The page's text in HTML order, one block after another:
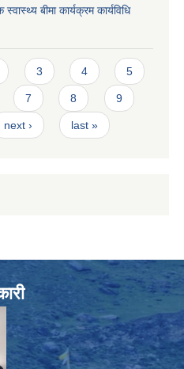
स्वास्थ्य बीमा कार्यक्रम कार्यविधि
3 4 5
7 8 9
next › last »